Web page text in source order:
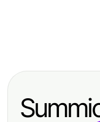
Schlüsseln
Die